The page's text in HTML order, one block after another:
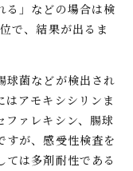
る」などの場合は検
で、結果が出るま
球菌などが検出され
はアモキシシリンま
ファレキシン、腸球
すが、感受性検査を
ては多剤耐性である